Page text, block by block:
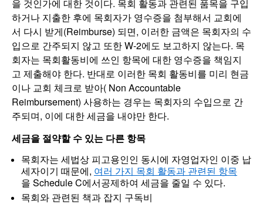
을 것인가에 대한 것이다. 목회 활동과 관련된 품목을 구입
하거나 지출한 후에 목회자가 영수증을 첨부해서 교회에
서 다시 받게(Reimburse) 되면, 이러한 금액은 목회자의 수
입으로 간주되지 않고 또한 W-2에도 보고하지 않는다. 목
회자는 목회활동비에 쓰인 항목에 대한 영수증을 책임지
고 제출해야 한다. 반대로 이러한 목회 활동비를 미리 현금
이나 교회 체크로 받아( Non Accountable
Reimbursement) 사용하는 경우는 목회자의 수입으로 간
주되며, 이에 대한 세금을 내야만 한다.
세금을 절약할 수 있는 다른 항목
목회자는 세법상 피고용인인 동시에 자영업자인 이중 납
세자이기 때문에, 여러 가지 목회 활동과 관련된 항목
을 Schedule C에서공제하여 세금을 줄일 수 있다.
목회와 관련된 책과 잡지 구독비